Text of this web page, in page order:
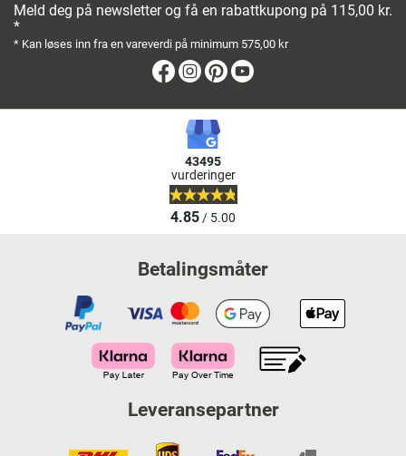
Meld deg på newsletter og få en rabattkupong på 115,00 kr.
*
* Kan løses inn fra en vareverdi på minimum 575,00 kr
Facebook
Instagram
Pinterest
43495
vurderinger
4.85/ 5.00
Betalingsmåter
Leveransepartner